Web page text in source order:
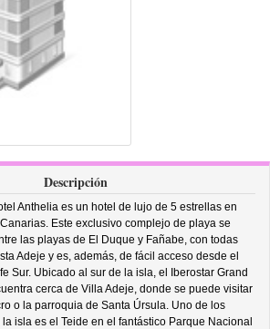
Descripción
Anthelia es un hotel de lujo de 5 estrellas en
Este exclusivo complejo de playa se
las playas de El Duque y Fañabe, con todas
Adeje y es, además, de fácil acceso desde el
Sur. Ubicado al sur de la isla, el Iberostar Grand
cerca de Villa Adeje, donde se puede visitar
o la parroquia de Santa Úrsula. Uno de los
isla es el Teide en el fantástico Parque Nacional